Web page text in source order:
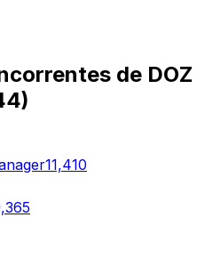
de DOZ
)
11,410